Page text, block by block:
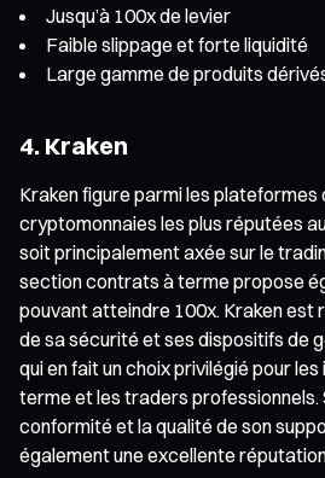
Jusqu’à 100x de levier
Faible slippage et forte liquidité
Large gamme de produits
4. Kraken
Kraken figure parmi les plateformes
cryptomonnaies les plus réputées
soit principalement axée sur le
section contrats à terme propose
pouvant atteindre 100x. Kraken est
de sa sécurité et ses dispositifs de
qui en fait un choix privilégié pour
terme et les traders professionnels.
conformité et la qualité de son
également une excellente